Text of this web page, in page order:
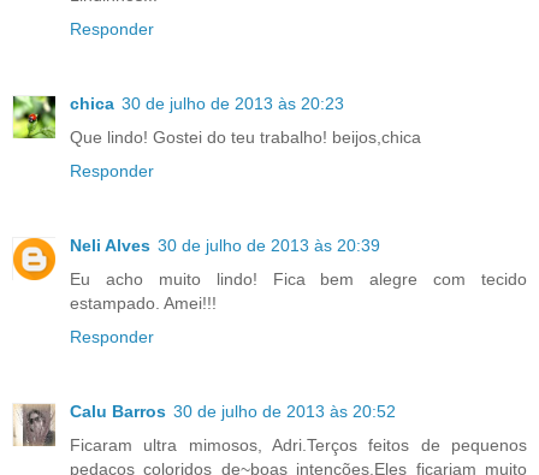
Responder
chica 30 de julho de 2013 às 20:23
Que lindo! Gostei do teu trabalho! beijos,chica
Responder
Neli Alves 30 de julho de 2013 às 20:39
Eu acho muito lindo! Fica bem alegre com tecido
estampado. Amei!!!
Responder
Calu Barros 30 de julho de 2013 às 20:52
Ficaram ultra mimosos, Adri.Terços feitos de pequenos
pedaços coloridos de~boas intenções.Eles ficariam muito